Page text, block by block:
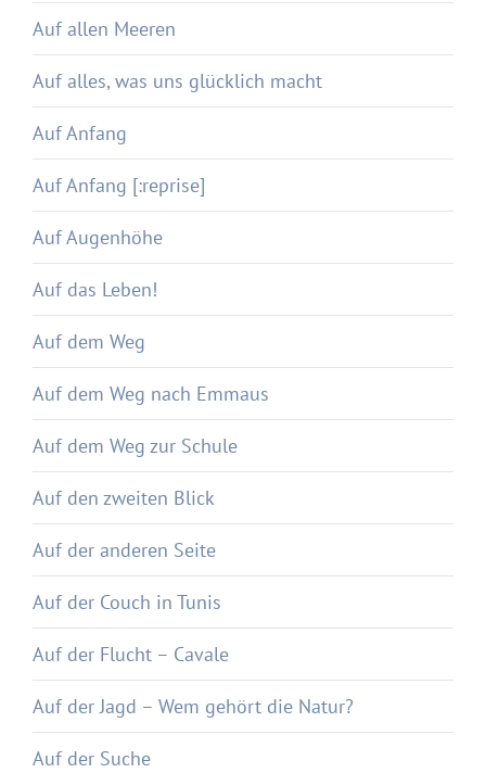
Auf allen Meeren
Auf alles, was uns glücklich macht
Auf Anfang
Auf Anfang [:reprise]
Auf Augenhöhe
Auf das Leben!
Auf dem Weg
Auf dem Weg nach Emmaus
Auf dem Weg zur Schule
Auf den zweiten Blick
Auf der anderen Seite
Auf der Couch in Tunis
Auf der Flucht – Cavale
Auf der Jagd – Wem gehört die Natur?
Auf der Suche